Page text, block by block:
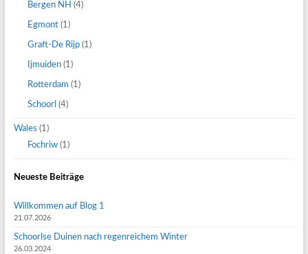
Bergen NH (4)
Egmont(1)
Graft-De Rijp(1)
Ijmuiden(1)
Rotterdam (1)
Schoorl (4)
Wales (1)
Fochriw(1)
Neueste Beiträge
Willkommen auf Blog 1
21.07.2026
Schoorlse Duinen nach regenreichem Winter
26.03.2024